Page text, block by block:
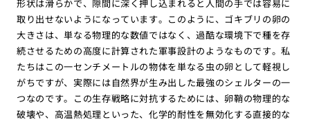
形状は滑らかで、隙間に深く押し込まれると人間の手では容易に
取り出せないようになっています。このように、ゴキブリの卵の
大きさは、単なる物理的な数値ではなく、過酷な環境下で種を存
続させるための高度に計算された軍事設計のようなものです。私
たちはこの一センチメートルの物体を単なる虫の卵として軽視し
がちですが、実際には自然界が生み出した最強のシェルターの一
つなのです。この生存戦略に対抗するためには、卵鞘の物理的な
破壊や、高温熱処理といった、化学的耐性を無効化する直接的な